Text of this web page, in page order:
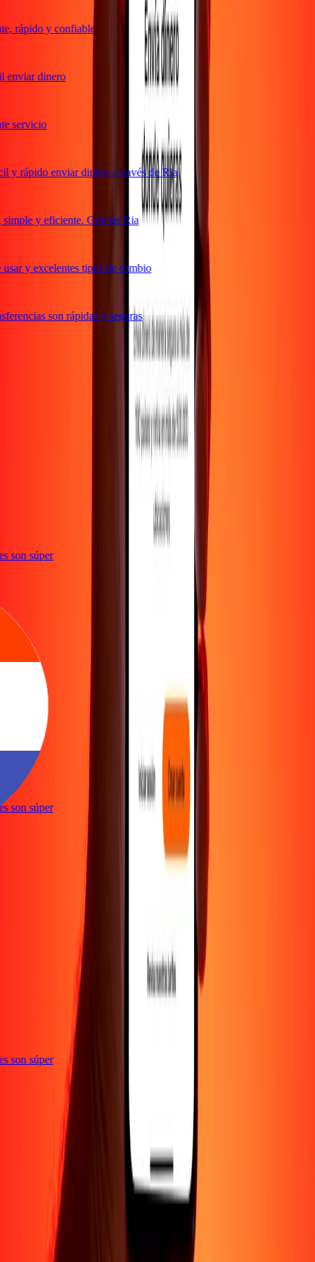
rápido y confiable
dinero
servicio
rápido enviar dinero a través de Ria
y eficiente. Gracias Ria
y excelentes tipos de cambio
son rápidas y seguras
son súper
son súper
son súper
Blog PromocionesSeguridad
Transferencia internacional de dineroCorporativo
Conviértete en promotor
Política de privacidad
Términos y
condiciones
Centro de ayuda